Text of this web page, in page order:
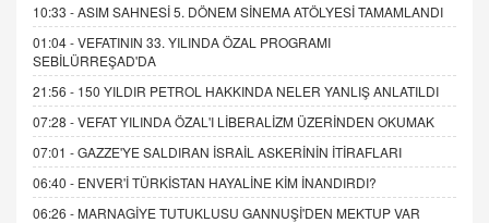
10:33 -ASIM SAHNESİ 5. DÖNEM SİNEMA ATÖLYESİ TAMAMLANDI
01:04 -VEFATININ 33. YILINDA ÖZAL PROGRAMI
SEBİLÜRREŞAD'DA
21:56 - 150 YILDIR PETROL HAKKINDA NELER YANLIŞ ANLATILDI
07:28 -VEFAT YILINDA ÖZAL'I LİBERALİZM ÜZERİNDEN OKUMAK
07:01 -GAZZE'YE SALDIRAN İSRAİL ASKERİNİN İTİRAFLARI
06:40 - ENVER'İ TÜRKİSTAN HAYALİNE KİM İNANDIRDI?
06:26 - MARNAGİYE TUTUKLUSU GANNUŞİ'DEN MEKTUP VAR